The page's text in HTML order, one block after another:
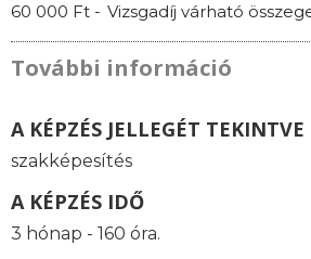
60 000 Ft - Vizsgadíj várható
További információ
A KÉPZÉS JELLEGÉT TEKINTVE
szakképesítés
A KÉPZÉS IDŐ
3 hónap - 160 óra.